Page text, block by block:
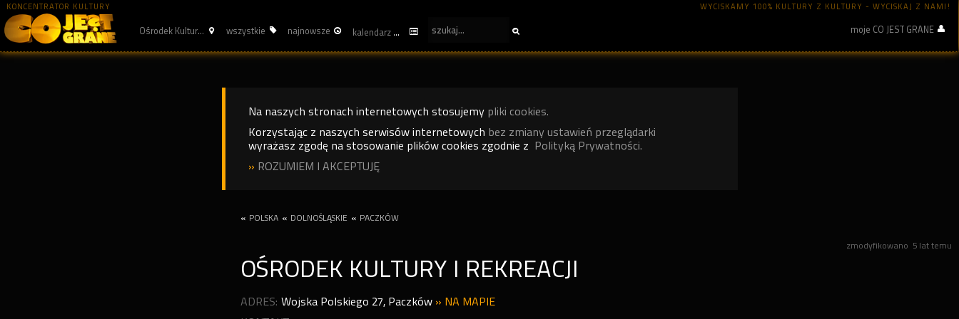
KONCENTRATOR KULTURY WYCISKAMY 100% KULTURY Z KULTURY - WYCISKAJ Z NAMI!
Ośrodek Kultur... wszystkie najnowsze kalendarz moje CO JEST GRANE
Na naszych stronach internetowych stosujemy pliki cookies.
Korzystając z naszych serwisów internetowych bez zmiany ustawień przeglądarki
wyrażasz zgodę na stosowanie plików cookies zgodnie z Polityką Prywatności.
» ROZUMIEM I AKCEPTUJĘ
« POLSKA « DOLNOŚLĄSKIE « PACZKÓW
zmodyfikowano 5 lat temu
OŚRODEK KULTURY I REKREACJI
ADRES: Wojska Polskiego 27, Paczków » NA MAPIE